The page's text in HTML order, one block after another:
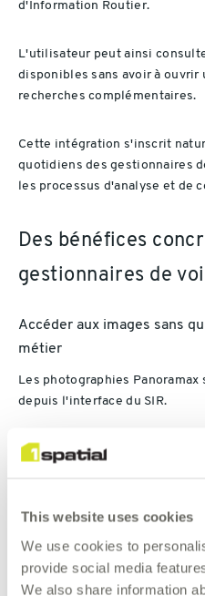
This website uses cookies
We use cookies to
provide social media
We also share information
d'Information Routier.
L'utilisateur peut ainsi
disponibles sans avoir à
recherches complémentaires.
Cette intégration s'inscrit
quotidiens des gestionnaires
les processus d'analyse et de
Des bénéfices
gestionnaires de
Accéder aux images sans
métier
Les photographies
depuis l'interface du SIR.
Les utilisateurs disposent
Relier les images aux
L'intégration permet